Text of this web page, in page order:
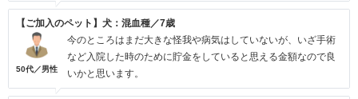
【ご加入のペット】犬：混血種／7歳
50代／男性
今のところはまだ大きな怪我や病気はしていないが、いざ手術
など入院した時のために貯金をしていると思える金額なので良
いかと思います。